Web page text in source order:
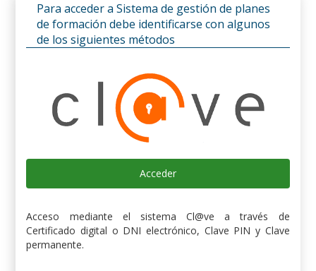
Para acceder a Sistema de gestión de planes
de formación debe identificarse con algunos
de los siguientes métodos
Acceder
Acceso mediante el sistema Cl@ve a través de
Certificado digital o DNI electrónico, Clave PIN y Clave
permanente.